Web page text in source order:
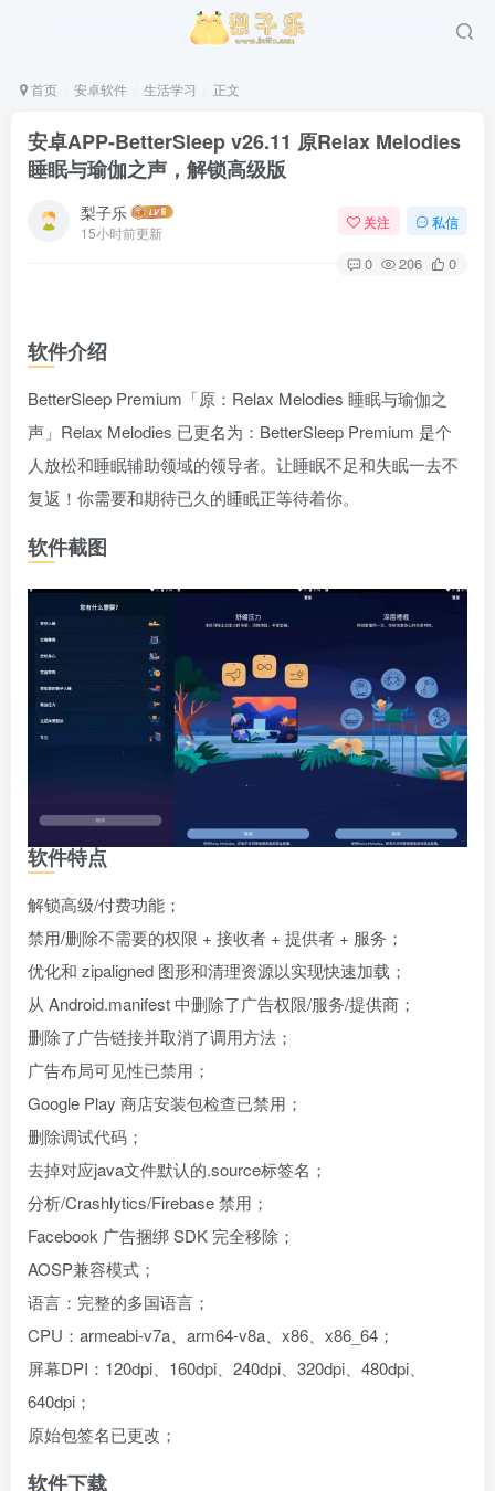
首页 安卓软件 生活学习 正文
安卓APP-BetterSleep v26.11 原Relax Melodies
睡眠与瑜伽之声，解锁高级版
梨子乐
15小时前更新
关注 私信
0 206 0
软件介绍
BetterSleep Premium「原：Relax Melodies 睡眠与瑜伽之
声」Relax Melodies 已更名为：BetterSleep Premium 是个
人放松和睡眠辅助领域的领导者。让睡眠不足和失眠一去不
复返！你需要和期待已久的睡眠正等待着你。
软件截图
软件特点
解锁高级/付费功能；
禁用/删除不需要的权限 + 接收者 + 提供者 + 服务；
优化和 zipaligned 图形和清理资源以实现快速加载；
从 Android.manifest 中删除了广告权限/服务/提供商；
删除了广告链接并取消了调用方法；
广告布局可见性已禁用；
Google Play 商店安装包检查已禁用；
删除调试代码；
去掉对应java文件默认的.source标签名；
分析/Crashlytics/Firebase 禁用；
Facebook 广告捆绑 SDK 完全移除；
AOSP兼容模式；
语言：完整的多国语言；
CPU：armeabi-v7a、arm64-v8a、x86、x86_64；
屏幕DPI：120dpi、160dpi、240dpi、320dpi、480dpi、
640dpi；
原始包签名已更改；
软件下载